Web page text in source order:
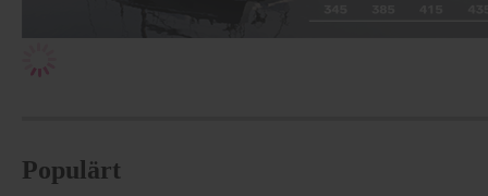
Populärt